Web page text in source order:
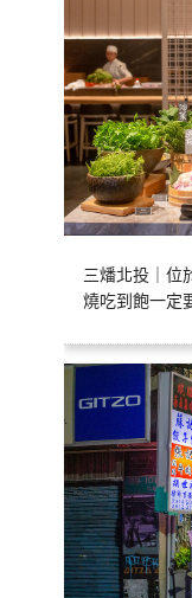
三燔北投｜位
燒吃到飽一定